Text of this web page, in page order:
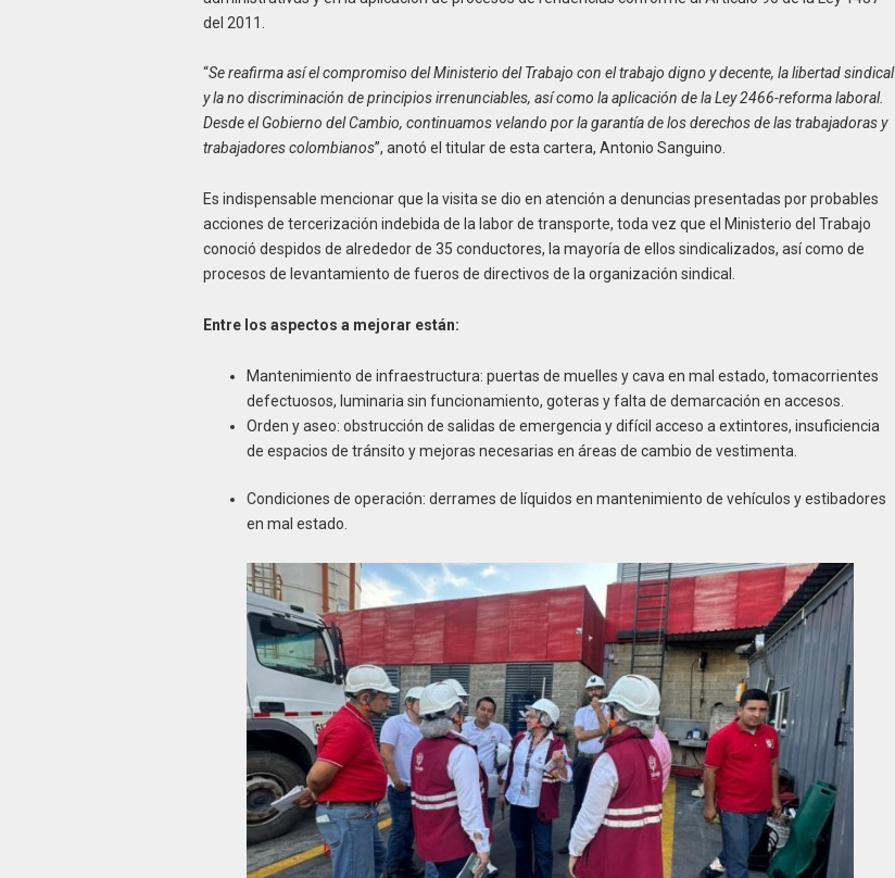
del 2011.
“Se reafirma así el compromiso del Ministerio del Trabajo con el trabajo digno y decente, la libertad sindical
y la no discriminación de principios irrenunciables, así como la aplicación de la Ley 2466-reforma laboral.
Desde el Gobierno del Cambio, continuamos velando por la garantía de los derechos de las trabajadoras y
trabajadores colombianos”, anotó el titular de esta cartera, Antonio Sanguino.
Es indispensable mencionar que la visita se dio en atención a denuncias presentadas por probables
acciones de tercerización indebida de la labor de transporte, toda vez que el Ministerio del Trabajo
conoció despidos de alrededor de 35 conductores, la mayoría de ellos sindicalizados, así como de
procesos de levantamiento de fueros de directivos de la organización sindical.
Entre los aspectos a mejorar están:
Mantenimiento de infraestructura: puertas de muelles y cava en mal estado, tomacorrientes
defectuosos, luminaria sin funcionamiento, goteras y falta de demarcación en accesos.
Orden y aseo: obstrucción de salidas de emergencia y difícil acceso a extintores, insuficiencia
de espacios de tránsito y mejoras necesarias en áreas de cambio de vestimenta.
Condiciones de operación: derrames de líquidos en mantenimiento de vehículos y estibadores
en mal estado.